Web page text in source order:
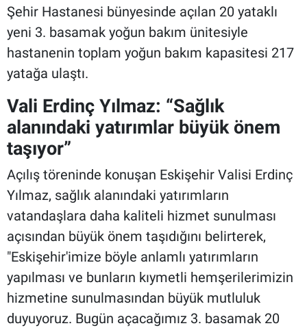
Şehir Hastanesi bünyesinde açılan 20 yataklı
yeni 3. basamak yoğun bakım ünitesiyle
hastanenin toplam yoğun bakım kapasitesi 217
yatağa ulaştı.
Vali Erdinç Yılmaz: “Sağlık
alanındaki yatırımlar büyük önem
taşıyor”
Açılış töreninde konuşan Eskişehir Valisi Erdinç
Yılmaz, sağlık alanındaki yatırımların
vatandaşlara daha kaliteli hizmet sunulması
açısından büyük önem taşıdığını belirterek,
"Eskişehir'imize böyle anlamlı yatırımların
yapılması ve bunların kıymetli hemşerilerimizin
hizmetine sunulmasından büyük mutluluk
duyuyoruz. Bugün açacağımız 3. basamak 20